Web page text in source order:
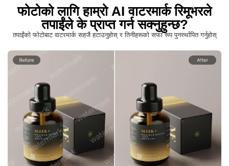
फोटोको लागि हाम्रो AI वाटरमार्क रिमूभरले
तपाईंले के प्राप्त गर्न सक्नुहुन्छ?
तपाईंको फोटोबाट वाटरमार्क सहजै हटाउनुहोस् र तिनीहरूको सफा रूप पुनर्स्थापित गर्नुहोस्